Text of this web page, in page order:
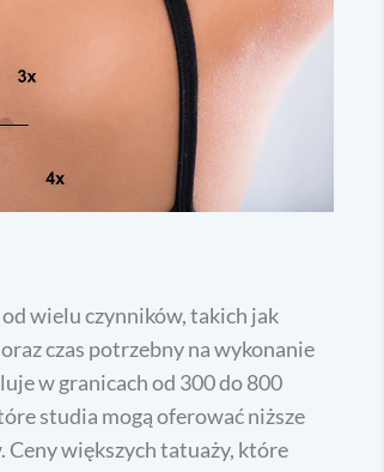
wielu czynników, takich jak
czas potrzebny na wykonanie
w granicach od 300 do 800
studia mogą oferować niższe
większych tatuaży, które